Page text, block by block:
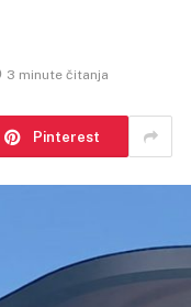
3 minute čitanja
Pinterest